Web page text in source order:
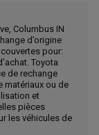
Columbus IN
d’origine
pour:
Toyota
de rechange
matériaux ou de
et
pièces
les véhicules de